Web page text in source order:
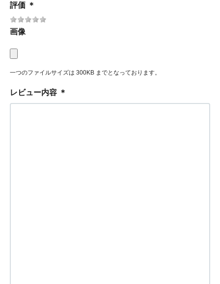
評価 ＊
画像
一つのファイルサイズは 300KB までとなっております。
レビュー内容 ＊